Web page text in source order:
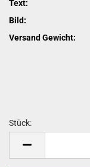
Text:
Bild:
Versand Gewicht:
Stück: